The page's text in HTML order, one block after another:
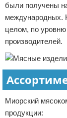
были получены
международных.
целом, по уровню
производителей.
Миорский
продукции: